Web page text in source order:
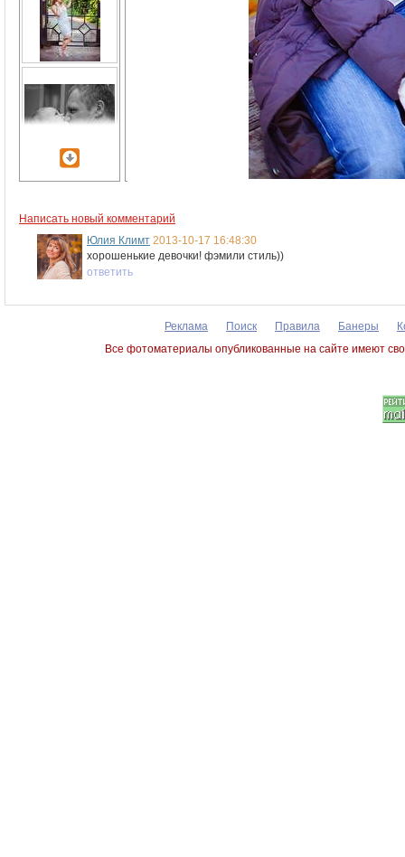
Написать новый комментарий
Юлия Климт 2013-10-17 16:48:30
хорошенькие девочки! фэмили стиль))
ответить
Реклама Поиск Правила Банеры
Все фотоматериалы опубликованные на сайте имеют